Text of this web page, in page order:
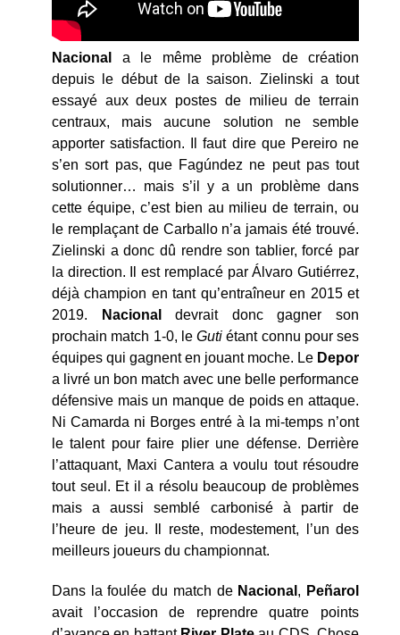
Nacional a le même problème de création
depuis le début de la saison. Zielinski a tout
essayé aux deux postes de milieu de terrain
centraux, mais aucune solution ne semble
apporter satisfaction. Il faut dire que Pereiro ne
s’en sort pas, que Fagúndez ne peut pas tout
solutionner… mais s’il y a un problème dans
cette équipe, c’est bien au milieu de terrain, ou
le remplaçant de Carballo n’a jamais été trouvé.
Zielinski a donc dû rendre son tablier, forcé par
la direction. Il est remplacé par Álvaro Gutiérrez,
déjà champion en tant qu’entraîneur en 2015 et
2019.
Nacional
devrait donc gagner son
prochain match 1-0, le Guti étant connu pour ses
équipes qui gagnent en jouant moche. Le Depor
a livré un bon match avec une belle performance
défensive mais un manque de poids en attaque.
Ni Camarda ni Borges entré à la mi-temps n’ont
le talent pour faire plier une défense. Derrière
l’attaquant, Maxi Cantera a voulu tout résoudre
tout seul. Et il a résolu beaucoup de problèmes
mais a aussi semblé carbonisé à partir de
l’heure de jeu. Il reste, modestement, l’un des
meilleurs joueurs du championnat.
Dans la foulée du match de Nacional , Peñarol
avait l’occasion de reprendre quatre points